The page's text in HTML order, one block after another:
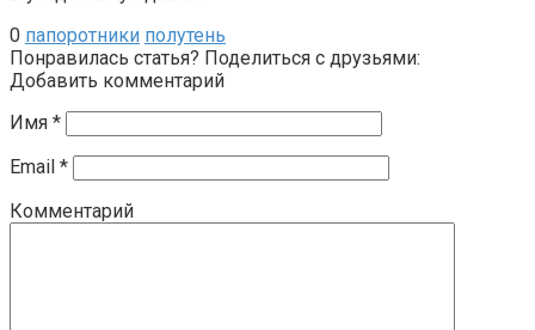
0 папоротники полутень
Понравилась статья? Поделиться с друзьями:
Добавить комментарий
Имя *
Email *
Комментарий